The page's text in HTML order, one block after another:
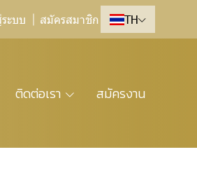
ะบบ สมัครสมาชิก TH
ติดต่อเรา สมัครงาน